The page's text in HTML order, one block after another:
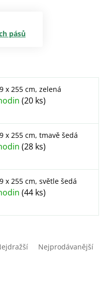
pásů
x 255 cm, zelená
(20 ks)
x 255 cm, tmavě šedá
(28 ks)
x 255 cm, světle šedá
(44 ks)
Nejprodávanější